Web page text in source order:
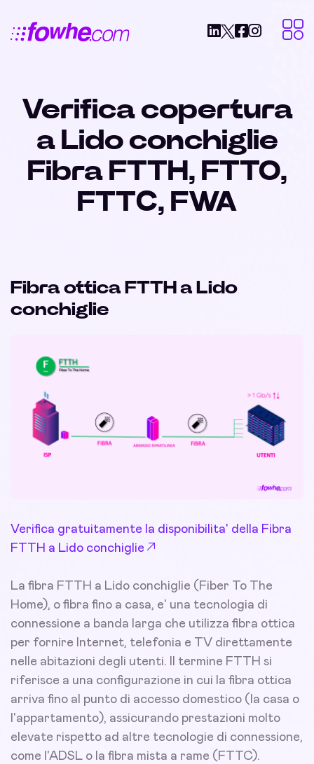
Verifica copertura
a Lido conchiglie
Fibra FTTH, FTTO,
FTTC, FWA
Fibra ottica FTTH a Lido
conchiglie
Verifica gratuitamente la disponibilita' della Fibra
FTTH a Lido conchiglie
La fibra FTTH a Lido conchiglie (Fiber To The
Home), o fibra fino a casa, e' una tecnologia di
connessione a banda larga che utilizza fibra ottica
per fornire Internet, telefonia e TV direttamente
nelle abitazioni degli utenti. Il termine FTTH si
riferisce a una configurazione in cui la fibra ottica
arriva fino al punto di accesso domestico (la casa o
l'appartamento), assicurando prestazioni molto
elevate rispetto ad altre tecnologie di connessione,
come l'ADSL o la fibra mista a rame (FTTC).